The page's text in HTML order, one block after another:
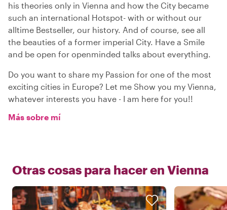
his theories only in Vienna and how the City became
such an international Hotspot- with or without our
alltime Bestseller, our history. And of course, see all
the beauties of a former imperial City. Have a Smile
and be open for openminded talks about everything.
Do you want to share my Passion for one of the most
exciting cities in Europe? Let me Show you my Vienna,
whatever interests you have - I am here for you!!
Más sobre mí
Otras cosas para hacer en Vienna